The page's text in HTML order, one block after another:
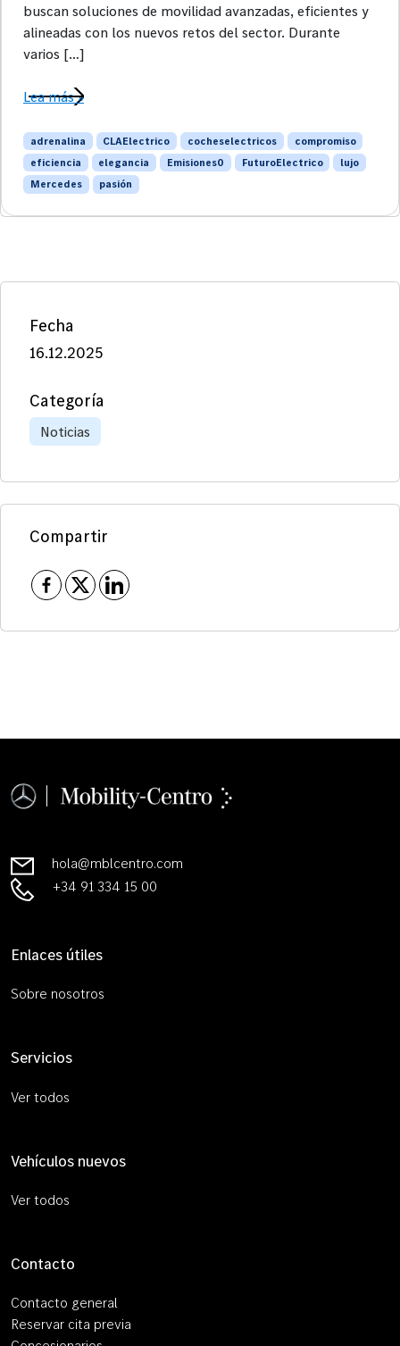
buscan soluciones de movilidad avanzadas, eficientes y
alineadas con los nuevos retos del sector. Durante
varios […]
Lea más »
adrenalina CLAElectrico cocheselectricos
compromiso
eficiencia
elegancia Emisiones0 FuturoElectrico
lujo
Mercedes
pasión
Fecha
16.12.2025
Categoría
Noticias
Compartir
hola@mblcentro.com
+34 91 334 15 00
Enlaces útiles
Sobre nosotros
Servicios
Ver todos
Vehículos nuevos
Ver todos
Contacto
Contacto general
Reservar cita previa